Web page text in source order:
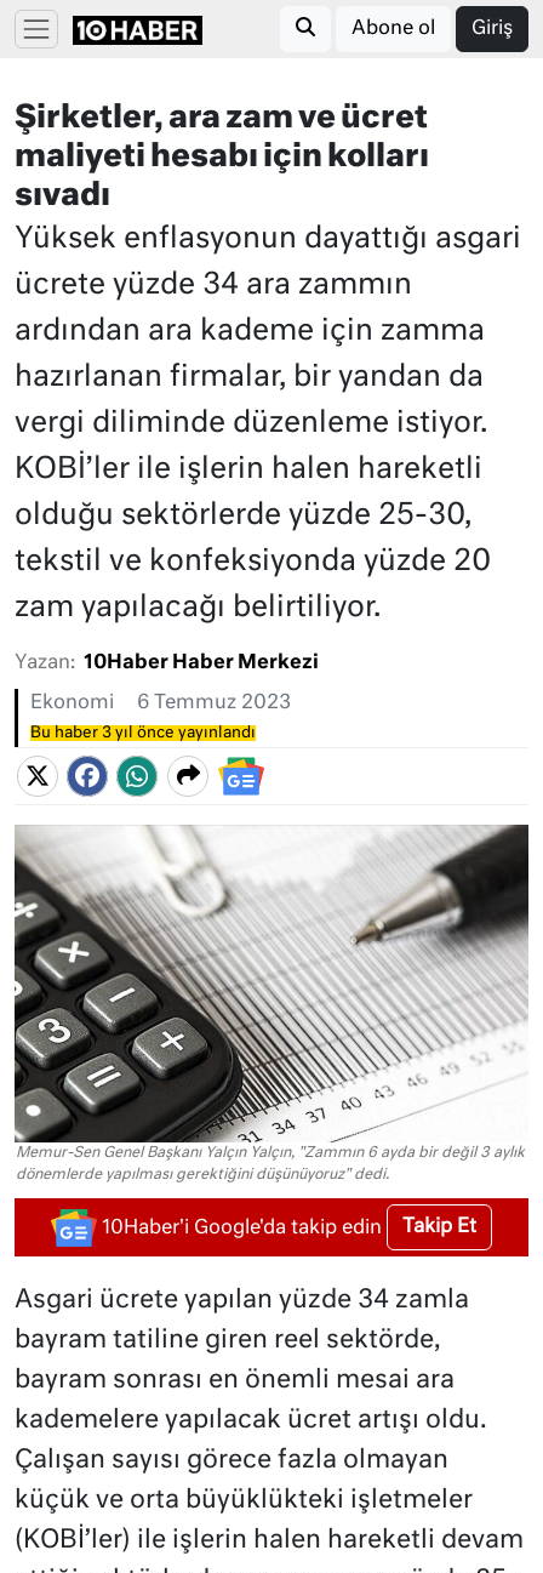
Abone ol Giriş
Şirketler, ara zam ve ücret
maliyeti hesabı için kolları
sıvadı
Yüksek enflasyonun dayattığı asgari
ücrete yüzde 34 ara zammın
ardından ara kademe için zamma
hazırlanan firmalar, bir yandan da
vergi diliminde düzenleme istiyor.
KOBİ’ler ile işlerin halen hareketli
olduğu sektörlerde yüzde 25-30,
tekstil ve konfeksiyonda yüzde 20
zam yapılacağı belirtiliyor.
Yazan: 10Haber Haber Merkezi
Ekonomi 6 Temmuz 2023
Bu haber 3 yıl önce yayınlandı
Memur-Sen Genel Başkanı Yalçın Yalçın, "Zammın 6 ayda bir değil 3 aylık
dönemlerde yapılması gerektiğini düşünüyoruz" dedi.
10Haber'i Google'da takip edin Takip Et
Asgari ücrete yapılan yüzde 34 zamla
bayram tatiline giren reel sektörde,
bayram sonrası en önemli mesai ara
kademelere yapılacak ücret artışı oldu.
Çalışan sayısı görece fazla olmayan
küçük ve orta büyüklükteki işletmeler
(KOBİ’ler) ile işlerin halen hareketli devam